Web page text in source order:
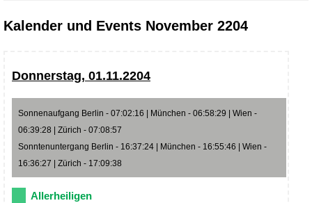
Kalender und Events November 2204
Donnerstag, 01.11.2204
Sonnenaufgang Berlin - 07:02:16 | München - 06:58:29 | Wien -
06:39:28 | Zürich - 07:08:57
Sonntenuntergang Berlin - 16:37:24 | München - 16:55:46 | Wien -
16:36:27 | Zürich - 17:09:38
Allerheiligen